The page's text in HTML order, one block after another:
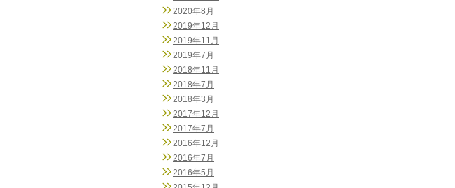
2020年8月
2019年12月
2019年11月
2019年7月
2018年11月
2018年7月
2018年3月
2017年12月
2017年7月
2016年12月
2016年7月
2016年5月